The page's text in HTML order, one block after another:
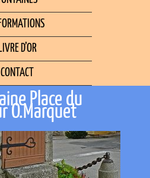
LIVRE D’OR
CONTACT
Place du
O.Marquet